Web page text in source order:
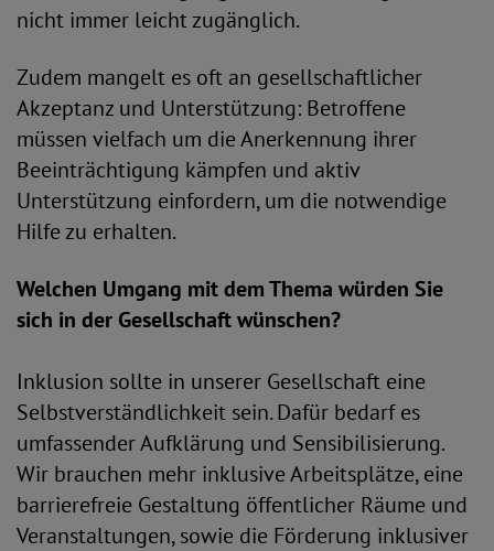
nicht immer leicht zugänglich.
Zudem mangelt es oft an gesellschaftlicher
Akzeptanz und Unterstützung: Betroffene
müssen vielfach um die Anerkennung ihrer
Beeinträchtigung kämpfen und aktiv
Unterstützung einfordern, um die notwendige
Hilfe zu erhalten.
Welchen Umgang mit dem Thema würden Sie
sich in der Gesellschaft wünschen?
Inklusion sollte in unserer Gesellschaft eine
Selbstverständlichkeit sein. Dafür bedarf es
umfassender Aufklärung und Sensibilisierung.
Wir brauchen mehr inklusive Arbeitsplätze, eine
barrierefreie Gestaltung öffentlicher Räume und
Veranstaltungen, sowie die Förderung inklusiver